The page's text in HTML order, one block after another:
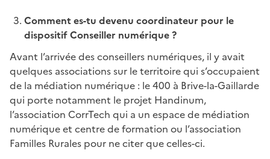
Comment es-tu devenu coordinateur pour le
dispositif Conseiller numérique ?
Avant l’arrivée des conseillers numériques, il y avait
quelques associations sur le territoire qui s’occupaient
de la médiation numérique : le 400 à Brive-la-Gaillarde
qui porte notamment le projet Handinum,
l’association CorrTech qui a un espace de médiation
numérique et centre de formation ou l’association
Familles Rurales pour ne citer que celles-ci.